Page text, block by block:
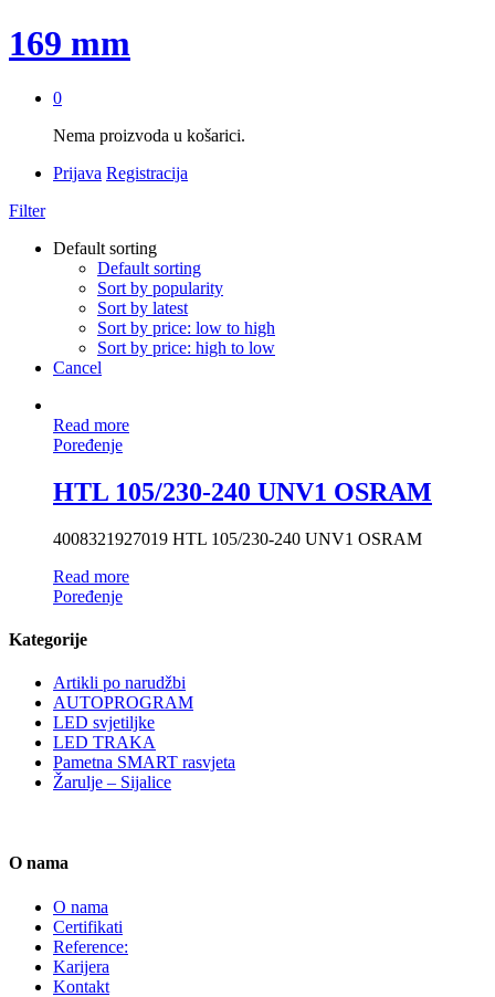
169 mm
0
Nema proizvoda u košarici.
Prijava Registracija
Filter
Default sorting
Default sorting
Sort by popularity
Sort by latest
Sort by price: low to high
Sort by price: high to low
Cancel
Read more
Poređenje
HTL 105/230-240 UNV1 OSRAM
4008321927019 HTL 105/230-240 UNV1 OSRAM
Read more
Poređenje
Kategorije
Artikli po narudžbi
AUTOPROGRAM
LED svjetiljke
LED TRAKA
Pametna SMART rasvjeta
Žarulje – Sijalice
O nama
O nama
Certifikati
Reference:
Karijera
Kontakt